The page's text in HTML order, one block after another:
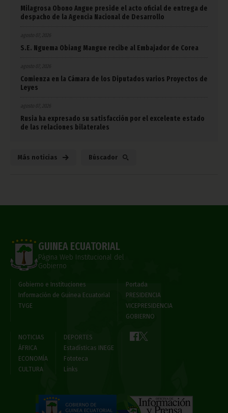
Milagrosa Obono Angue preside el acto oficial de entrega de
despacho de la Agencia Nacional de Desarrollo
agosto 07, 2026
S.E. Nguema Obiang Mangue recibe al Embajador de Corea
agosto 07, 2026
Comienza en la Cámara de los Diputados varios Proyectos de
Leyes
agosto 07, 2026
Rusia ha expresado su satisfacción por el excelente estado
de las relaciones bilaterales
Más noticias Búscador
GUINEA ECUATORIAL
Página Web Institucional del
Gobierno
Gobierno e Instituciones
Información de Guinea Ecuatorial
TVGE
Portada
PRESIDENCIA
VICEPRESIDENCIA
GOBIERNO
NOTICIAS
ÁFRICA
ECONOMÍA
CULTURA
DEPORTES
Estadísticas INEGE
Fototeca
Links